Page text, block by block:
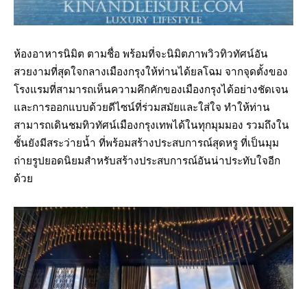
ห้องอาหารนิมิต ตามชื่อ พร้อมที่จะนิมิตภาพวิวทิวทัศน์อัน
สวยงามที่สุดใจกลางเมืองกรุงให้ท่านได้ยลโฉม จากจุดตั้งของ
โรงแรมที่สามารถเห็นความคึกคักของเมืองกรุงได้อย่างชัดเจน
และการออกแบบด้วยดีไซน์ที่ร่วมสมัยและใส่ใจ ทำให้ท่าน
สามารถเดินชมทิวทัศน์เมืองกรุงเทพได้ในทุกมุมมอง รวมถึงใน
ชั้นยังมีสระว่ายน้ำ ที่พร้อมสร้างประสบการณ์สุดหรู ที่เป็นมุม
ถ่ายรูปยอดนิยมสำหรับสร้างประสบการณ์อันน่าประทับใจอีก
ด้วย